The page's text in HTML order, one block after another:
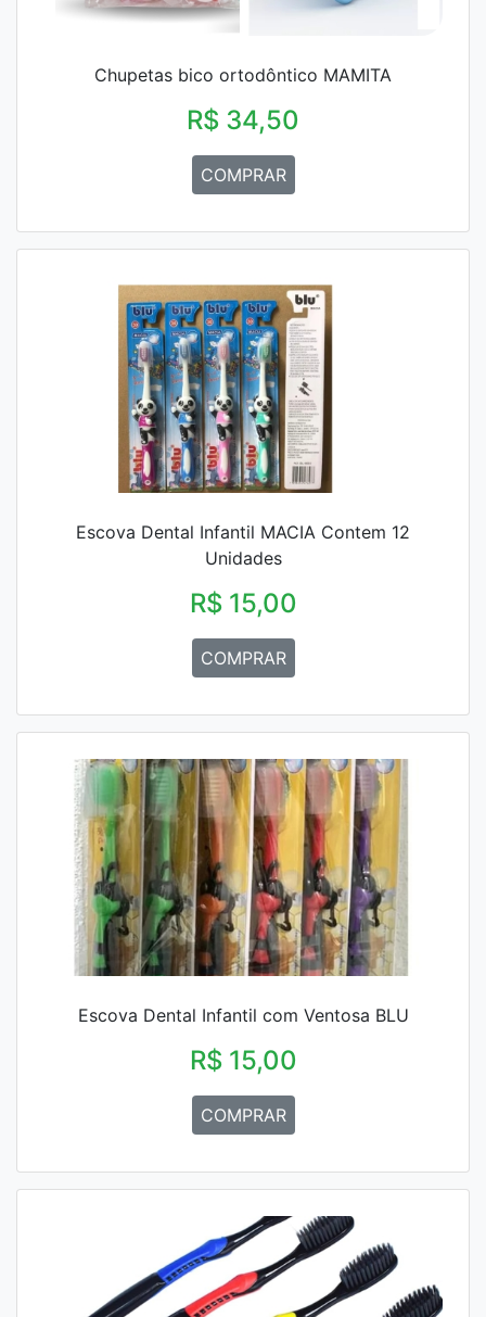
Chupetas bico ortodôntico MAMITA
R$ 34,50
COMPRAR
Escova Dental Infantil MACIA Contem 12
Unidades
R$ 15,00
COMPRAR
Escova Dental Infantil com Ventosa BLU
R$ 15,00
COMPRAR